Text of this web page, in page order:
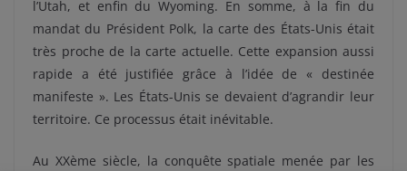
l’Utah, et enfin du Wyoming. En somme, à la fin du
mandat du Président Polk, la carte des États-Unis était
très proche de la carte actuelle. Cette expansion aussi
rapide a été justifiée grâce à l’idée de « destinée
manifeste ». Les États-Unis se devaient d’agrandir leur
territoire. Ce processus était inévitable.
Au XXème siècle, la conquête spatiale menée par les